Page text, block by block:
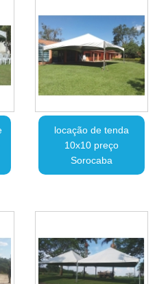
locação de tenda
10x10 preço
Sorocaba